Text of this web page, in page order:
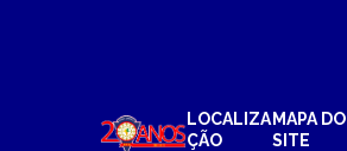
LOCALIZA
ÇÃO
MAPA DO
SITE